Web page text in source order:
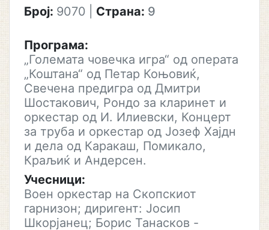
Број: 9070 Страна: 9
Програма:
„Големата човечка игра“ од операта
„Коштана“ од Петар Коњовиќ,
Свечена предигра од Дмитри
Шостакович, Рондо за кларинет и
оркестар од И. Илиевски, Концерт
за труба и оркестар од Јозеф Хајдн
и дела од Каракаш, Помикало,
Краљиќ и Андерсен.
Учесници:
Воен оркестар на Скопскиот
гарнизон; диригент: Јосип
Шкорјанец; Борис Танасков -